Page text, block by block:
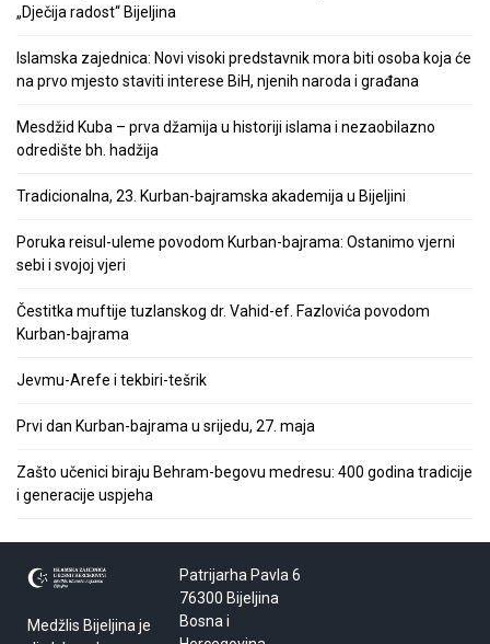
„Dječija radost“ Bijeljina
Islamska zajednica: Novi visoki predstavnik mora biti osoba koja će
na prvo mjesto staviti interese BiH, njenih naroda i građana
Mesdžid Kuba – prva džamija u historiji islama i nezaobilazno
odredište bh. hadžija
Tradicionalna, 23. Kurban-bajramska akademija u Bijeljini
Poruka reisul-uleme povodom Kurban-bajrama: Ostanimo vjerni
sebi i svojoj vjeri
Čestitka muftije tuzlanskog dr. Vahid-ef. Fazlovića povodom
Kurban-bajrama
Jevmu-Arefe i tekbiri-tešrik
Prvi dan Kurban-bajrama u srijedu, 27. maja
Zašto učenici biraju Behram-begovu medresu: 400 godina tradicije
i generacije uspjeha
Medžlis Bijeljina je
Patrijarha Pavla 6
76300 Bijeljina
Bosna i